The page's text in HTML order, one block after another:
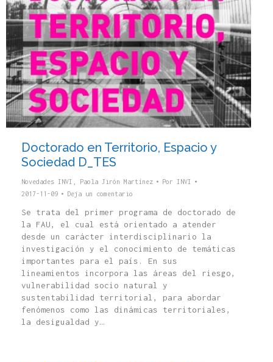
Doctorado en Territorio, Espacio y
Sociedad D_TES
Novedades INVI Paola Jirón Martínez Por INVI
2017-11-09
Deja un comentario
Se trata del primer programa de doctorado de
la FAU, el cual está orientado a atender
desde un carácter interdisciplinario la
investigación y el conocimiento de temáticas
importantes para el país. En sus
lineamientos incorpora las áreas del riesgo,
vulnerabilidad socio natural y
sustentabilidad territorial, para abordar
fenómenos como las dinámicas territoriales,
la desigualdad y…